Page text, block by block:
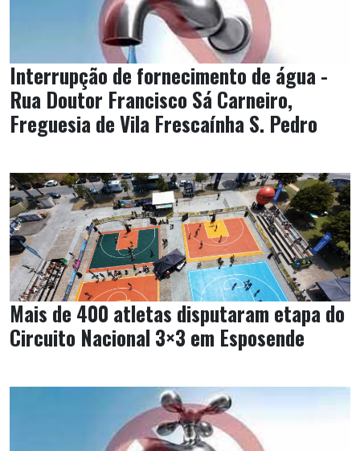
Interrupção de fornecimento de água -
Rua Doutor Francisco Sá Carneiro,
Freguesia de Vila Frescaínha S. Pedro
Mais de 400 atletas disputaram etapa do
Circuito Nacional 3×3 em Esposende